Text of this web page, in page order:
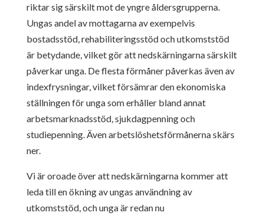
riktar sig särskilt mot de yngre åldersgrupperna.
Ungas andel av mottagarna av exempelvis
bostadsstöd, rehabiliteringsstöd och utkomststöd
är betydande, vilket gör att nedskärningarna särskilt
påverkar unga. De flesta förmåner påverkas även av
indexfrysningar, vilket försämrar den ekonomiska
ställningen för unga som erhåller bland annat
arbetsmarknadsstöd, sjukdagpenning och
studiepenning. Även arbetslöshetsförmånerna skärs
ner.
Vi är oroade över att nedskärningarna kommer att
leda till en ökning av ungas användning av
utkomststöd, och unga är redan nu